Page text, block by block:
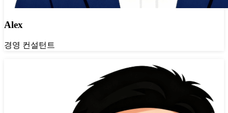
Alex
경영 컨설턴트